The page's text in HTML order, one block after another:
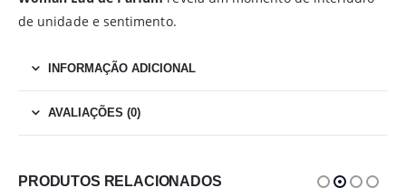
de unidade e sentimento.
INFORMAÇÃO ADICIONAL
AVALIAÇÕES (0)
PRODUTOS RELACIONADOS